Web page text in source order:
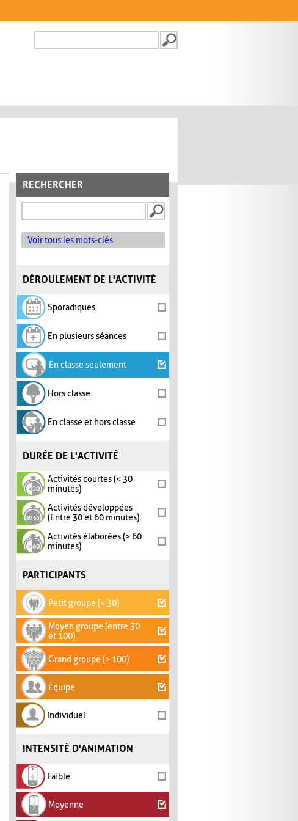
FORMULAIRE DE
RECHERCHER
Voir tous les mots-clés
DÉROULEMENT DE L'ACTIVITÉ
Sporadiques
En plusieurs séances
En classe seulement
Hors classe
En classe et hors classe
DURÉE DE L'ACTIVITÉ
Activités courtes (< 30
minutes)
Activités développées
(Entre 30 et 60 minutes)
Activités élaborées (> 60
minutes)
PARTICIPANTS
Petit groupe (< 30)
Moyen groupe (entre 30
et 100)
Grand groupe (> 100)
Équipe
Individuel
INTENSITÉ D'ANIMATION
Faible
Moyenne